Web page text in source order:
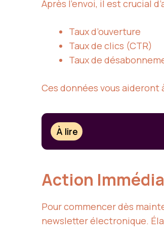
Après l’envoi, il est crucial
Taux d’ouverture
Taux de clics (CTR)
Taux de
Ces données vous aideront
À lire
Action
Pour commencer dès
newsletter électronique.